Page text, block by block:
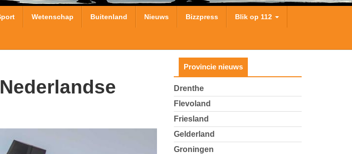
Wetenschap Buitenland Nieuws Bizzpress Blik op 112
Provincie nieuws
Drenthe
Flevoland
Friesland
Gelderland
Groningen